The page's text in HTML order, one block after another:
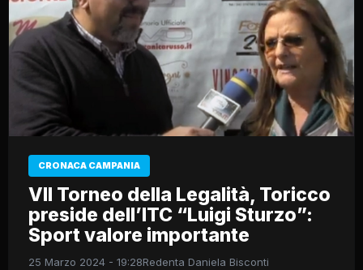
CRONACA CAMPANIA
VII Torneo della Legalità, Toricco
preside dell’ITC “Luigi Sturzo”:
Sport valore importante
25 Marzo 2024 - 19:28Redenta Daniela Bisconti